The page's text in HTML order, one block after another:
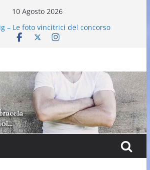
10 Agosto 2026
– Le foto vincitrici del concorso